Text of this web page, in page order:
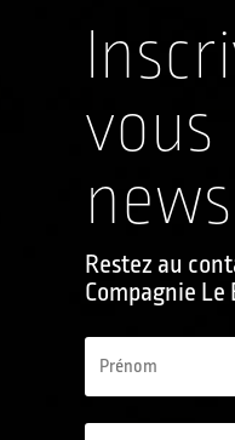
vous
Restez au
Compagnie Le